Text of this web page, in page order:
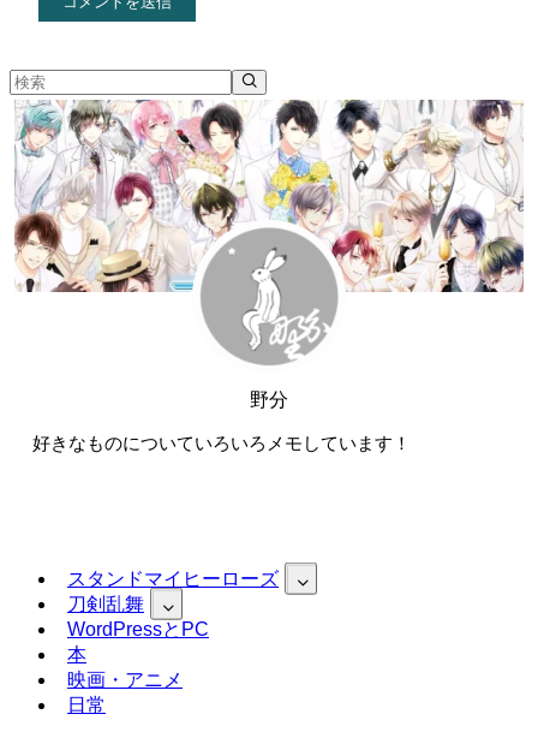
野分
好きなものについていろいろメモしています！
スタンドマイヒーローズ
刀剣乱舞
WordPressとPC
本
映画・アニメ
日常